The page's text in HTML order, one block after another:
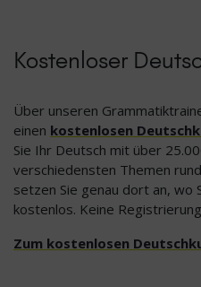
Kostenloser
Über unseren
einen kostenlosen
Sie Ihr Deutsch mit über
verschiedensten Themen
setzen Sie genau dort an, wo
kostenlos. Keine
Zum kostenlosen